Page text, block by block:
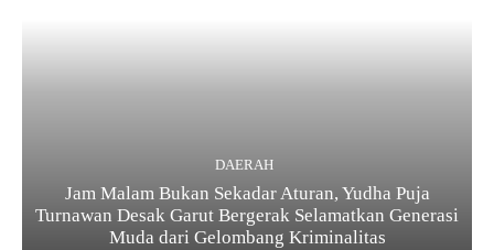
DAERAH
Jam Malam Bukan Sekadar Aturan, Yudha Puja
Turnawan Desak Garut Bergerak Selamatkan Generasi
Muda dari Gelombang Kriminalitas